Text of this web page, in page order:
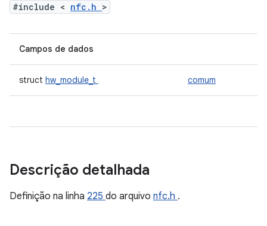
#include < nfc.h >
Campos de dados
struct hw_module_t comum
Descrição detalhada
Definição na linha 225 do arquivo nfc.h .